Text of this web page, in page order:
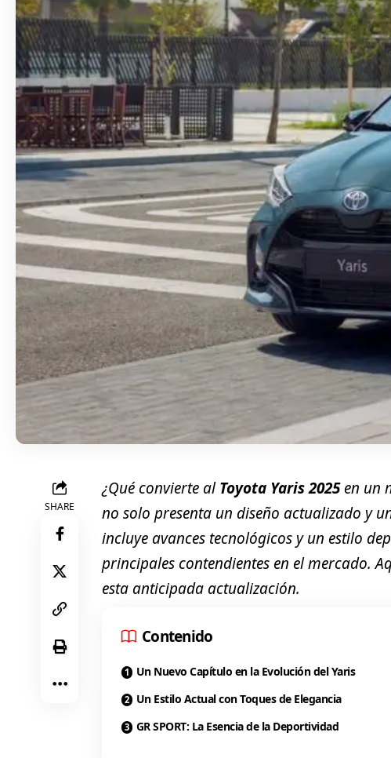
SHARE
¿Qué convierte alToyota Yaris 2025en un
no solo presenta un diseño actualizado y
incluye avances tecnológicos y un estilo
principales contendientes en el mercado.
esta anticipada actualización.
Contenido
Un Nuevo Capítulo en la Evolución del Yaris
Un Estilo Actual con Toques de Elegancia
GR SPORT: La Esencia de la Deportividad